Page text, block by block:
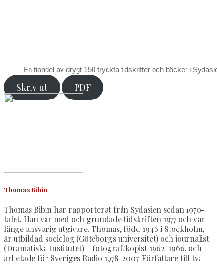
En tiondel av drygt 150 tryckta tidskrifter och böcker i
Skriv ut PDF
Thomas Bibin
Thomas Bibin har rapporterat från Sydasien sedan 1970-
talet. Han var med och grundade tidskriften 1977 och var
länge ansvarig utgivare. Thomas, född 1946 i Stockholm,
är utbildad sociolog (Göteborgs universitet) och journalist
(Dramatiska Institutet) – fotograf/kopist 1962-1966, och
arbetade för Sveriges Radio 1978-2007. Författare till två